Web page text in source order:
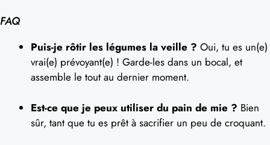
FAQ
Puis-je rôtir les légumes la veille ? Oui, tu es un(e)
vrai(e) prévoyant(e) ! Garde-les dans un bocal, et
assemble le tout au dernier moment.
Est-ce que je peux utiliser du pain de mie ? Bien
sûr, tant que tu es prêt à sacrifier un peu de croquant.